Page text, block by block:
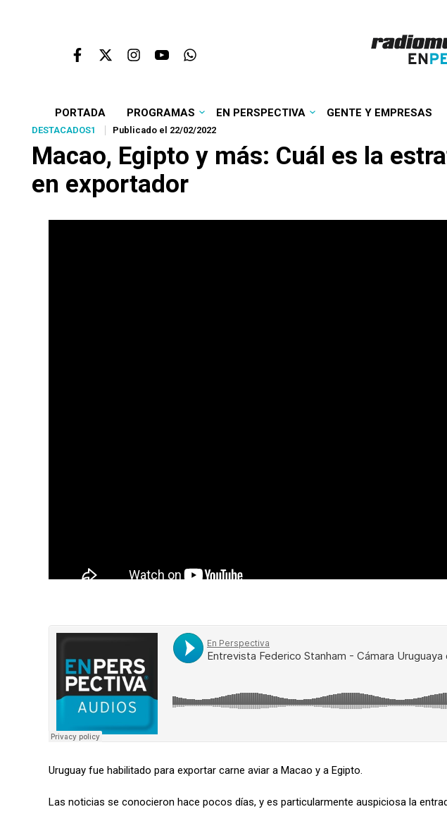
PORTADA PROGRAMAS EN PERSPECTIVA GENTE Y EMPRESAS
DESTACADOS1 Publicado el 22/02/2022
Macao, Egipto y más: Cuál es la
en exportador
Uruguay fue habilitado para exportar carne aviar a Macao y a Egipto.
Las noticias se conocieron hace pocos días, y es particularmente auspiciosa la